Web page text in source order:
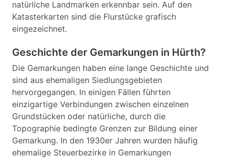
natürliche Landmarken erkennbar sein. Auf den
Katasterkarten sind die Flurstücke grafisch
eingezeichnet.
Geschichte der Gemarkungen in Hürth?
Die Gemarkungen haben eine lange Geschichte und
sind aus ehemaligen Siedlungsgebieten
hervorgegangen. In einigen Fällen führten
einzigartige Verbindungen zwischen einzelnen
Grundstücken oder natürliche, durch die
Topographie bedingte Grenzen zur Bildung einer
Gemarkung. In den 1930er Jahren wurden häufig
ehemalige Steuerbezirke in Gemarkungen